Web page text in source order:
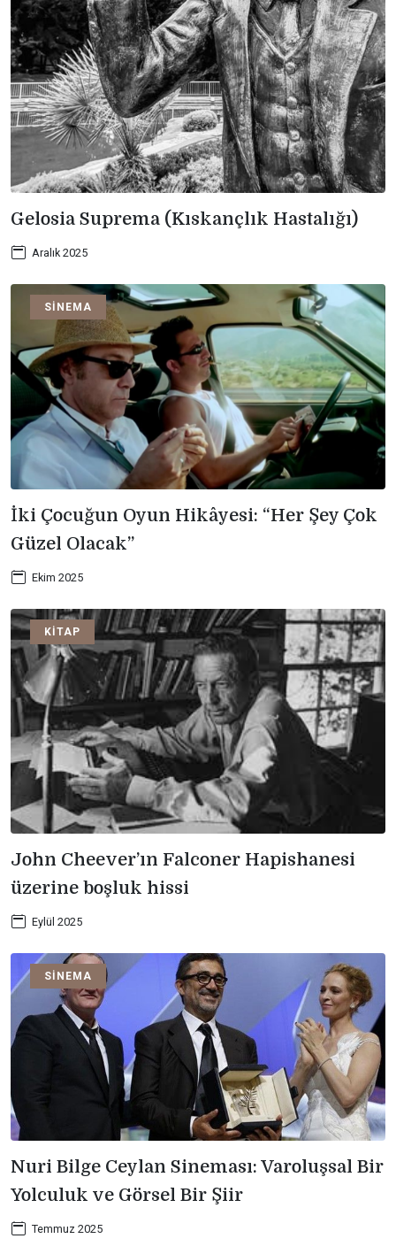
Gelosia Suprema (Kıskançlık Hastalığı)
Aralık 2025
SINEMA
İki Çocuğun Oyun Hikâyesi: “Her Şey Çok
Güzel Olacak”
Ekim 2025
KITAP
John Cheever’ın Falconer Hapishanesi
üzerine boşluk hissi
Eylül 2025
SINEMA
Nuri Bilge Ceylan Sineması: Varoluşsal Bir
Yolculuk ve Görsel Bir Şiir
Temmuz 2025